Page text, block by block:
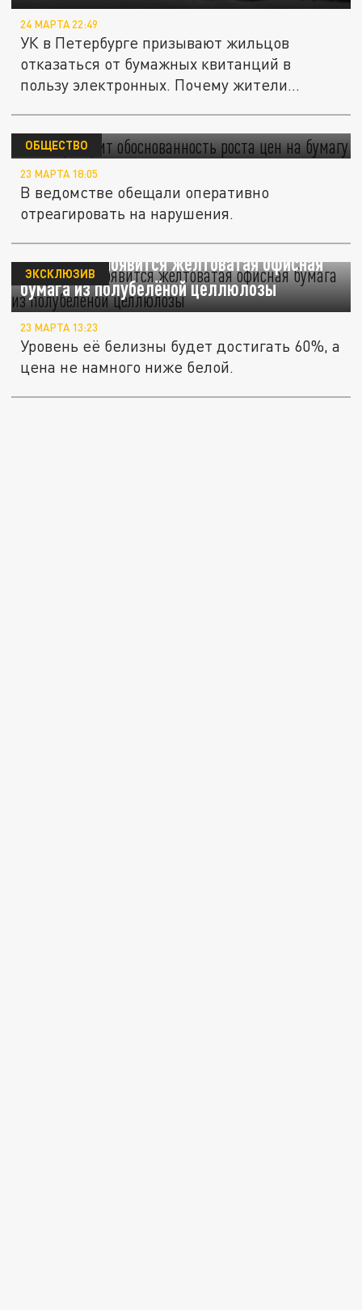
24 МАРТА 22:49
УК в Петербурге призывают жильцов
отказаться от бумажных квитанций в
пользу электронных. Почему жители
ФАС проверит обоснованность роста цен на
бумагу
ОБЩЕСТВО
23 МАРТА 18:05
В ведомстве обещали оперативно
отреагировать на нарушения.
В Кузбассе появится желтоватая офисная
бумага из полубелёной целлюлозы
ЭКСКЛЮЗИВ
23 МАРТА 13:23
Уровень её белизны будет достигать 60%, а
цена не намного ниже белой.